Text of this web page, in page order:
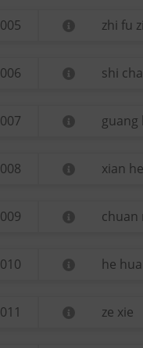
005 zhi fu zi
006 shi
007 guang
008 xian
009 chuan
010 he
011 ze xie